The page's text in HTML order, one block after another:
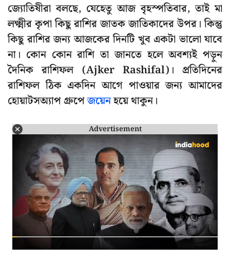
জ্যোতিষীরা বলছে, যেহেতু আজ বৃহস্পতিবার, তাই মা
লক্ষ্মীর কৃপা কিছু রাশির জাতক জাতিকাদের উপর। কিন্তু
কিছু রাশির জন্য আজকের দিনটি খুব একটা ভালো যাবে
না। কোন কোন রাশি তা জানতে হলে অবশ্যই পড়ুন
দৈনিক রাশিফল (Ajker Rashifal)। প্রতিদিনের
রাশিফল ঠিক একদিন আগে পাওয়ার জন্য আমাদের
হোয়াটসঅ্যাপ গ্রুপেজয়েনহয়ে থাকুন।
Advertisement